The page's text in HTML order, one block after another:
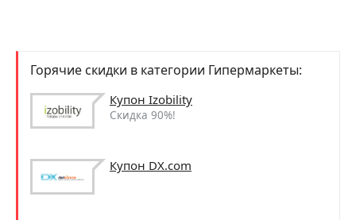
Горячие скидки в категории Гипермаркеты:
Купон Izobility
Скидка 90%!
Купон DX.com